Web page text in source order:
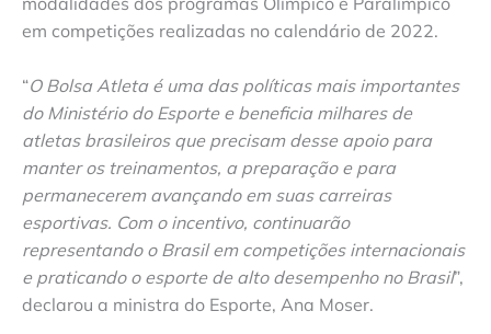
em competições realizadas no calendário de 2022.
“O Bolsa Atleta é uma das políticas mais importantes
do Ministério do Esporte e beneficia milhares de
atletas brasileiros que precisam desse apoio para
manter os treinamentos, a preparação e para
permanecerem avançando em suas carreiras
esportivas. Com o incentivo, continuarão
representando o Brasil em competições internacionais
e praticando o esporte de alto desempenho no Brasil”,
declarou a ministra do Esporte, Ana Moser.